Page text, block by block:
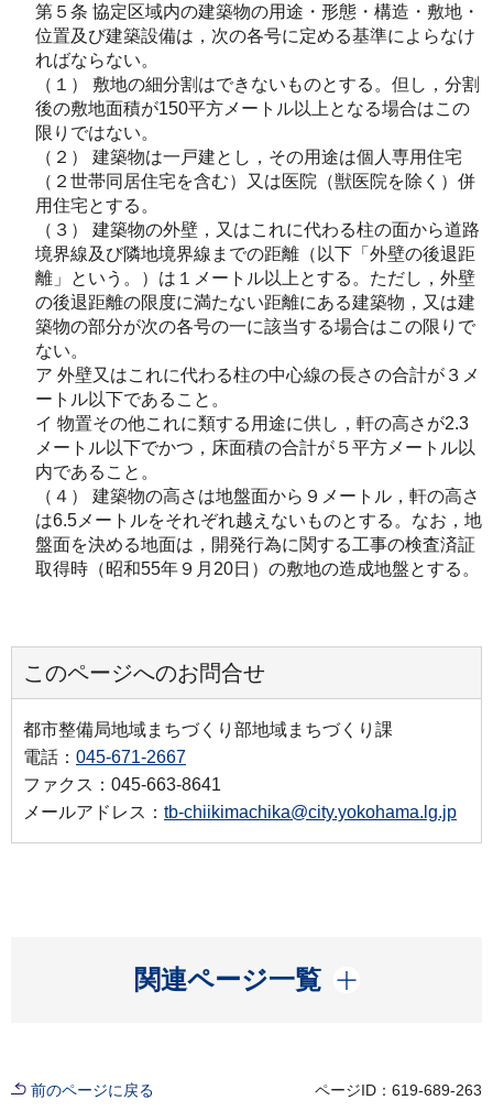
第５条 協定区域内の建築物の用途・形態・構造・敷地・
位置及び建築設備は，次の各号に定める基準によらなけ
ればならない。
（１） 敷地の細分割はできないものとする。但し，分割
後の敷地面積が150平方メートル以上となる場合はこの
限りではない。
（２） 建築物は一戸建とし，その用途は個人専用住宅
（２世帯同居住宅を含む）又は医院（獣医院を除く）併
用住宅とする。
（３） 建築物の外壁，又はこれに代わる柱の面から道路
境界線及び隣地境界線までの距離（以下「外壁の後退距
離」という。）は１メートル以上とする。ただし，外壁
の後退距離の限度に満たない距離にある建築物，又は建
築物の部分が次の各号の一に該当する場合はこの限りで
ない。
ア 外壁又はこれに代わる柱の中心線の長さの合計が３メ
ートル以下であること。
イ 物置その他これに類する用途に供し，軒の高さが2.3
メートル以下でかつ，床面積の合計が５平方メートル以
内であること。
（４） 建築物の高さは地盤面から９メートル，軒の高さ
は6.5メートルをそれぞれ越えないものとする。なお，地
盤面を決める地面は，開発行為に関する工事の検査済証
取得時（昭和55年９月20日）の敷地の造成地盤とする。
このページへのお問合せ
都市整備局地域まちづくり部地域まちづくり課
電話： 045-671-2667
ファクス：045-663-8641
メールアドレス： tb-chiikimachika@city.yokohama.lg.jp
関連ページ一覧
開く
前のページに戻る ページID：619-689-263